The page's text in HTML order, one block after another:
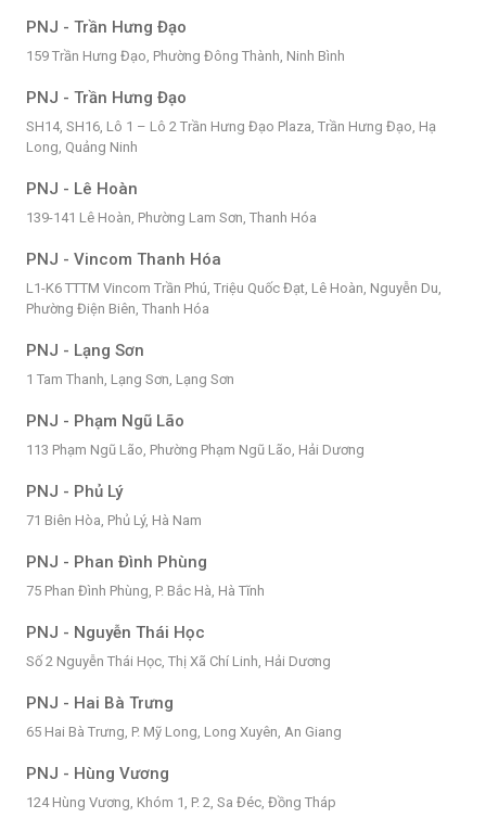
PNJ - Trần Hưng Đạo
159 Trần Hưng Đạo, Phường Đông Thành, Ninh Bình
PNJ - Trần Hưng Đạo
SH14, SH16, Lô 1 – Lô 2 Trần Hưng Đạo Plaza, Trần Hưng Đạo, Hạ
Long, Quảng Ninh
PNJ - Lê Hoàn
139-141 Lê Hoàn, Phường Lam Sơn, Thanh Hóa
PNJ - Vincom Thanh Hóa
L1-K6 TTTM Vincom Trần Phú, Triệu Quốc Đạt, Lê Hoàn, Nguyễn Du,
Phường Điện Biên, Thanh Hóa
PNJ - Lạng Sơn
1 Tam Thanh, Lạng Sơn, Lạng Sơn
PNJ - Phạm Ngũ Lão
113 Phạm Ngũ Lão, Phường Phạm Ngũ Lão, Hải Dương
PNJ - Phủ Lý
71 Biên Hòa, Phủ Lý, Hà Nam
PNJ - Phan Đình Phùng
75 Phan Đình Phùng, P. Bắc Hà, Hà Tĩnh
PNJ - Nguyễn Thái Học
Số 2 Nguyễn Thái Học, Thị Xã Chí Linh, Hải Dương
PNJ - Hai Bà Trưng
65 Hai Bà Trưng, P. Mỹ Long, Long Xuyên, An Giang
PNJ - Hùng Vương
124 Hùng Vương, Khóm 1, P. 2, Sa Đéc, Đồng Tháp